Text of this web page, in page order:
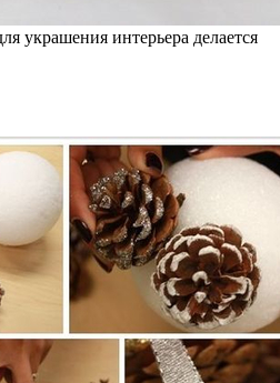
украшения интерьера делается